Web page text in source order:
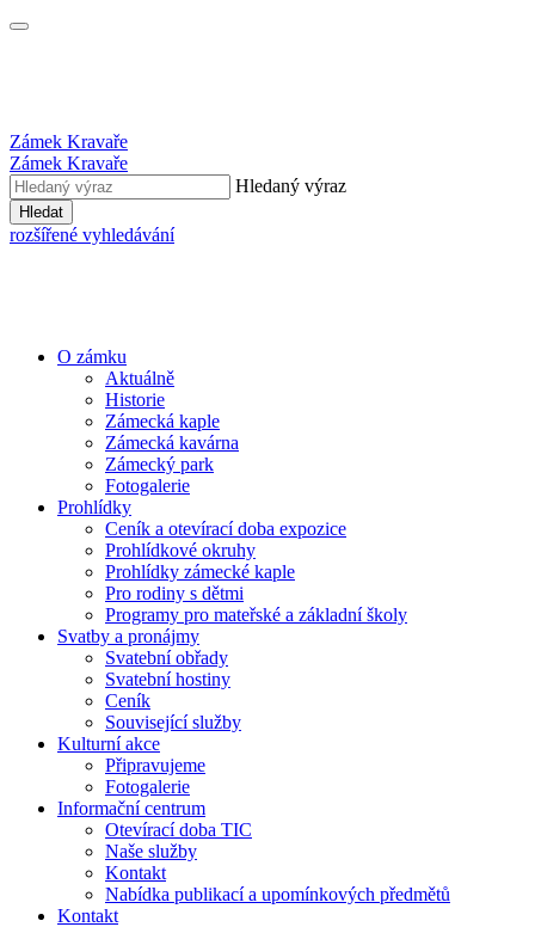
Zámek Kravaře
Zámek Kravaře
Hledaný výraz
Hledat
rozšířené vyhledávání
O zámku
Aktuálně
Historie
Zámecká kaple
Zámecká kavárna
Zámecký park
Fotogalerie
Prohlídky
Ceník a otevírací doba expozice
Prohlídkové okruhy
Prohlídky zámecké kaple
Pro rodiny s dětmi
Programy pro mateřské a základní školy
Svatby a pronájmy
Svatební obřady
Svatební hostiny
Ceník
Související služby
Kulturní akce
Připravujeme
Fotogalerie
Informační centrum
Otevírací doba TIC
Naše služby
Kontakt
Nabídka publikací a upomínkových předmětů
Kontakt